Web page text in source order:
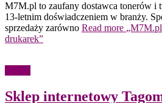
M7M.pl to zaufany dostawca tonerów i
13-letnim doświadczeniem w branży.
sprzedaży zarówno Read more
drukarek”
Sklep internetowy